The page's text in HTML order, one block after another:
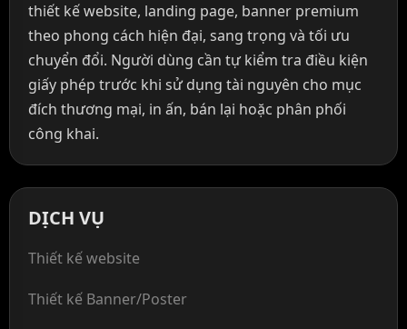
thiết kế website, landing page, banner premium
theo phong cách hiện đại, sang trọng và tối ưu
chuyển đổi. Người dùng cần tự kiểm tra điều kiện
giấy phép trước khi sử dụng tài nguyên cho mục
đích thương mại, in ấn, bán lại hoặc phân phối
công khai.
DỊCH VỤ
Thiết kế website
Thiết kế Banner/Poster